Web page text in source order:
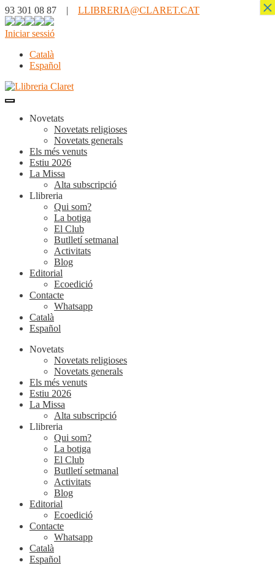
93 301 08 87 | LLIBRERIA@CLARET.CAT
Iniciar sessió
Català
Español
Novetats
Novetats religioses
Novetats generals
Els més venuts
Estiu 2026
La Missa
Alta subscripció
Llibreria
Qui som?
La botiga
El Club
Butlletí setmanal
Activitats
Blog
Editorial
Ecoedició
Contacte
Whatsapp
Català
Español
Novetats
Novetats religioses
Novetats generals
Els més venuts
Estiu 2026
La Missa
Alta subscripció
Llibreria
Qui som?
La botiga
El Club
Butlletí setmanal
Activitats
Blog
Editorial
Ecoedició
Contacte
Whatsapp
Català
Español
×